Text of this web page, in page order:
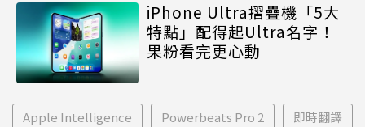
iPhone Ultra摺疊機「5大
特點」配得起Ultra名字！
果粉看完更心動
Apple Intelligence Powerbeats Pro 2 即時翻譯